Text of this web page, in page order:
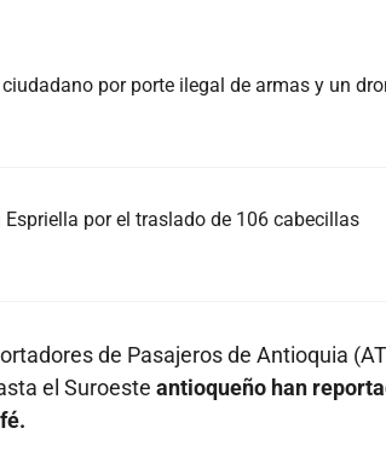
por porte ilegal de armas y un
por el traslado de 106 cabecillas
de Pasajeros de Antioquia
el Suroeste antioqueño han